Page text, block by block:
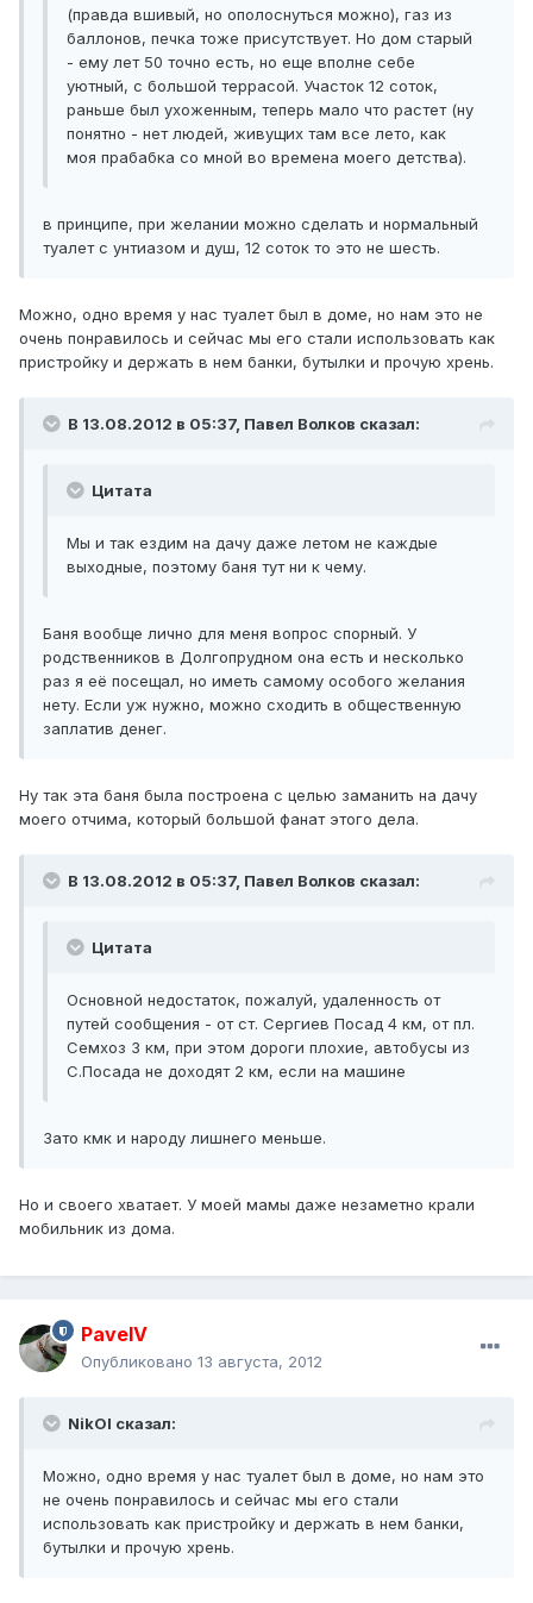
(правда вшивый, но ополоснуться можно), газ из
баллонов, печка тоже присутствует. Но дом старый
- ему лет 50 точно есть, но еще вполне себе
уютный, с большой террасой. Участок 12 соток,
раньше был ухоженным, теперь мало что растет (ну
понятно - нет людей, живущих там все лето, как
моя прабабка со мной во времена моего детства).
в принципе, при желании можно сделать и нормальный
туалет с унтиазом и душ, 12 соток то это не шесть.
Можно, одно время у нас туалет был в доме, но нам это не
очень понравилось и сейчас мы его стали использовать как
пристройку и держать в нем банки, бутылки и прочую хрень.
В 13.08.2012 в 05:37, Павел Волков сказал:
Цитата
Мы и так ездим на дачу даже летом не каждые
выходные, поэтому баня тут ни к чему.
Баня вообще лично для меня вопрос спорный. У
родственников в Долгопрудном она есть и несколько
раз я её посещал, но иметь самому особого желания
нету. Если уж нужно, можно сходить в общественную
заплатив денег.
Ну так эта баня была построена с целью заманить на дачу
моего отчима, который большой фанат этого дела.
В 13.08.2012 в 05:37, Павел Волков сказал:
Цитата
Основной недостаток, пожалуй, удаленность от
путей сообщения - от ст. Сергиев Посад 4 км, от пл.
Семхоз 3 км, при этом дороги плохие, автобусы из
С.Посада не доходят 2 км, если на машине
Зато кмк и народу лишнего меньше.
Но и своего хватает. У моей мамы даже незаметно крали
мобильник из дома.
PavelV
Опубликовано 13 августа, 2012
NikOl сказал:
Можно, одно время у нас туалет был в доме, но нам это
не очень понравилось и сейчас мы его стали
использовать как пристройку и держать в нем банки,
бутылки и прочую хрень.